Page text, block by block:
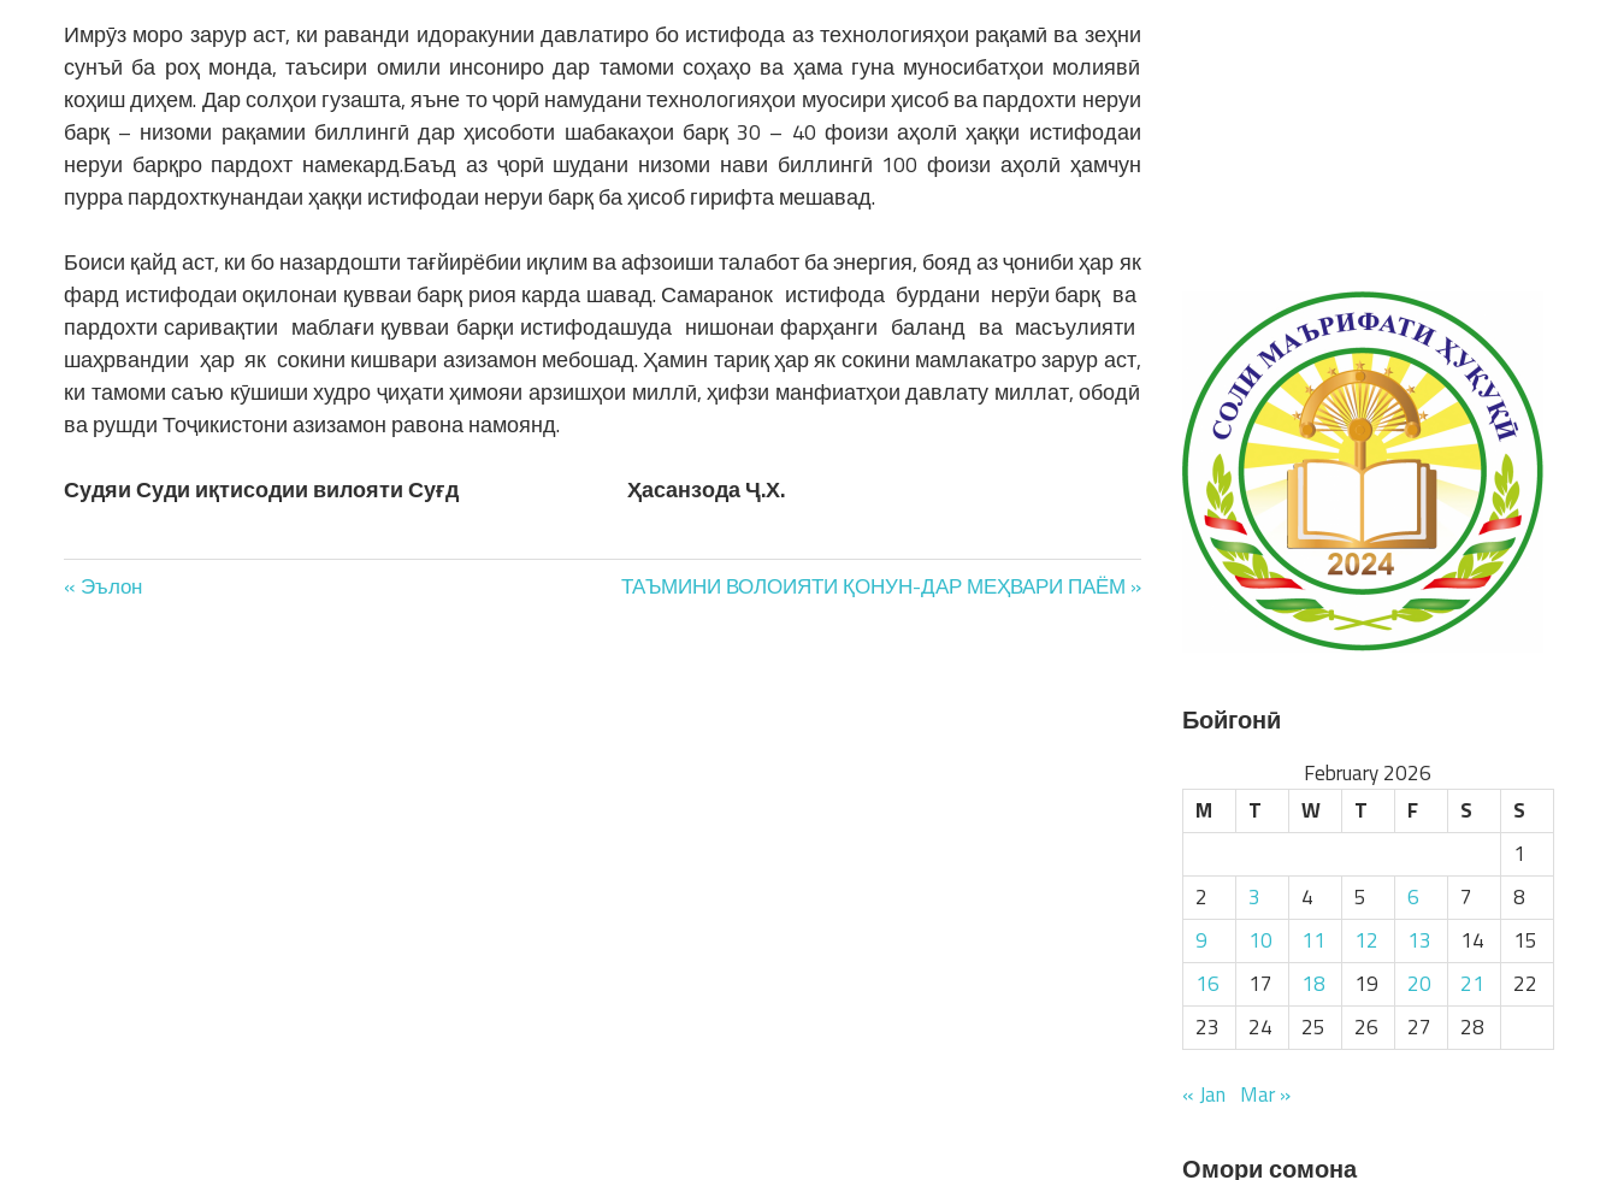
Имрӯз моро зарур аст, ки раванди идоракунии давлатиро бо истифода аз технологияҳои рақамӣ ва зеҳни
сунъӣ ба роҳ монда, таъсири омили инсониро дар тамоми соҳаҳо ва ҳама гуна муносибатҳои молиявӣ
коҳиш диҳем. Дар солҳои гузашта, яъне то ҷорӣ намудани технологияҳои муосири ҳисоб ва пардохти неруи
барқ – низоми рақамии биллингӣ дар ҳисоботи шабакаҳои барқ 30 – 40 фоизи аҳолӣ ҳаққи истифодаи
неруи барқро пардохт намекард.Баъд аз ҷорӣ шудани низоми нави биллингӣ 100 фоизи аҳолӣ ҳамчун
пурра пардохткунандаи ҳаққи истифодаи неруи барқ ба ҳисоб гирифта мешавад.
Боиси қайд аст, ки бо назардошти тағйирёбии иқлим ва афзоиши талабот ба энергия, бояд аз ҷониби ҳар як
фард истифодаи оқилонаи қувваи барқ риоя карда шавад. Самаранок истифода бурдани нерӯи барқ ва
пардохти саривақтии маблағи қувваи барқи истифодашуда нишонаи фарҳанги баланд ва масъулияти
шаҳрвандии ҳар як сокини кишвари азизамон мебошад. Ҳамин тариқ ҳар як сокини мамлакатро зарур аст,
ки тамоми саъю кӯшиши худро ҷиҳати ҳимояи арзишҳои миллӣ, ҳифзи манфиатҳои давлату миллат, ободӣ
ва рушди Тоҷикистони азизамон равона намоянд.
Судяи Суди иқтисодии вилояти Суғд Ҳасанзода Ҷ.Х.
Post
« Эълон ТАЪМИНИ ВОЛОИЯТИ ҚОНУН-ДАР МЕҲВАРИ ПАЁМ »
Бойгонӣ
February 2026
M
T W T F S
S
1
2
3 4 5 6 7
8
9
10 11 12 13 14
15
16
17 18 19 20 21
22
23
24 25 26 27 28
« Jan Mar »
Омори сомона